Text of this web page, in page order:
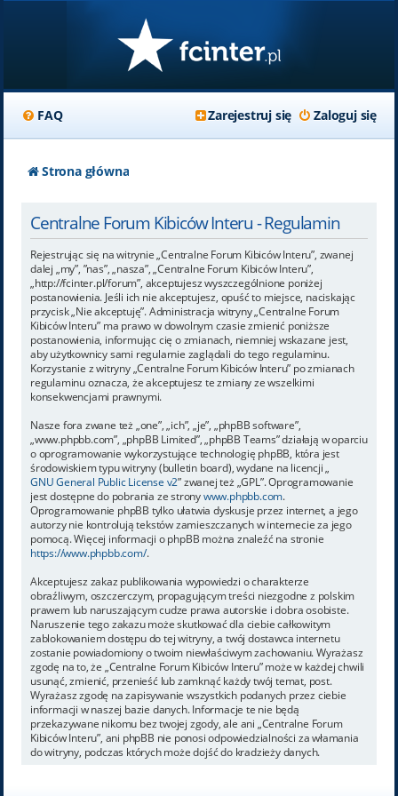
FAQ Zaloguj się
Zarejestruj się
Strona główna
Centralne Forum Kibiców Interu - Regulamin
Rejestrując się na witrynie „Centralne Forum Kibiców Interu”, zwanej
dalej „my”, ”nas”, „nasza”, „Centralne Forum Kibiców Interu”,
„http://fcinter.pl/forum”, akceptujesz wyszczególnione poniżej
postanowienia. Jeśli ich nie akceptujesz, opuść to miejsce, naciskając
przycisk „Nie akceptuję”. Administracja witryny „Centralne Forum
Kibiców Interu” ma prawo w dowolnym czasie zmienić poniższe
postanowienia, informując cię o zmianach, niemniej wskazane jest,
aby użytkownicy sami regularnie zaglądali do tego regulaminu.
Korzystanie z witryny „Centralne Forum Kibiców Interu” po zmianach
regulaminu oznacza, że akceptujesz te zmiany ze wszelkimi
konsekwencjami prawnymi.
Nasze fora zwane też „one”, „ich”, „je”, „phpBB software”,
„www.phpbb.com”, „phpBB Limited”, „phpBB Teams” działają w oparciu
o oprogramowanie wykorzystujące technologię phpBB, która jest
środowiskiem typu witryny (bulletin board), wydane na licencji „
GNU General Public License v2” zwanej też „GPL”. Oprogramowanie
jest dostępne do pobrania ze stronywww.phpbb.com.
Oprogramowanie phpBB tylko ułatwia dyskusje przez internet, a jego
autorzy nie kontrolują tekstów zamieszczanych w internecie za jego
pomocą. Więcej informacji o phpBB można znaleźć na stronie
https://www.phpbb.com/.
Akceptujesz zakaz publikowania wypowiedzi o charakterze
obraźliwym, oszczerczym, propagującym treści niezgodne z polskim
prawem lub naruszającym cudze prawa autorskie i dobra osobiste.
Naruszenie tego zakazu może skutkować dla ciebie całkowitym
zablokowaniem dostępu do tej witryny, a twój dostawca internetu
zostanie powiadomiony o twoim niewłaściwym zachowaniu. Wyrażasz
zgodę na to, że „Centralne Forum Kibiców Interu” może w każdej chwili
usunąć, zmienić, przenieść lub zamknąć każdy twój temat, post.
Wyrażasz zgodę na zapisywanie wszystkich podanych przez ciebie
informacji w naszej bazie danych. Informacje te nie będą
przekazywane nikomu bez twojej zgody, ale ani „Centralne Forum
Kibiców Interu”, ani phpBB nie ponosi odpowiedzialności za włamania
do witryny, podczas których może dojść do kradzieży danych.